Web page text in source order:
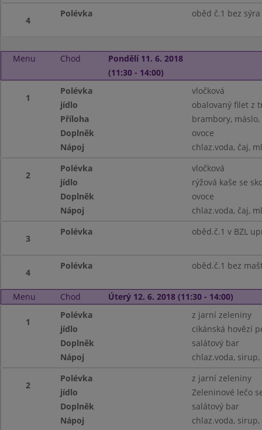
4
Polévka oběd č.1 bez sýra
Menu Chod
Pondělí 11. 6. 2018
(11:30 - 14:00)
1
Polévka
vločková
jídlo
obalovaný filet z
Příloha
brambory,
Doplněk
ovoce
Nápoj
chlaz.voda, čaj,
2
Polévka
vločková
jídlo
rýžová kaše se
Doplněk
ovoce
Nápoj
chlaz.voda, čaj,
3
Polévka oběd.č.1 v BZL
4
Polévka oběd.č.1 bez
Menu Chod Úterý 12. 6. 2018 (11:30 - 14:00)
1
Polévka
z jarní zeleniny
jídlo
cikánská hovězí
Doplněk
salátový bar
Nápoj
chlaz.voda, sirup,
2
Polévka
z jarní zeleniny
jídlo
Zeleninové lečo
Doplněk
salátový bar
Nápoj
chlaz.voda, sirup,